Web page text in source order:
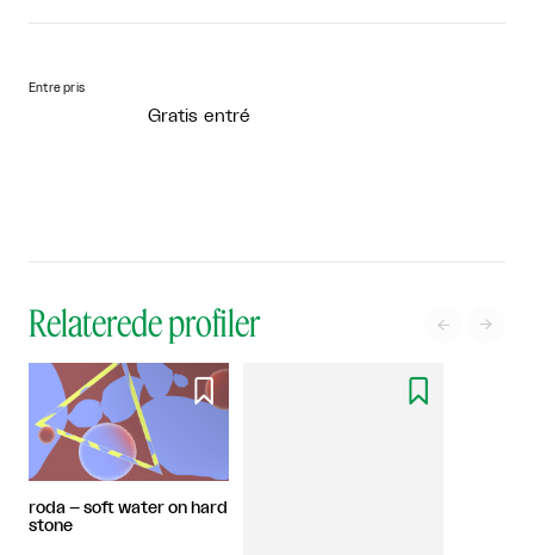
Entre pris
Gratis entré
Relaterede profiler  

roda – soft water on hard
stone
